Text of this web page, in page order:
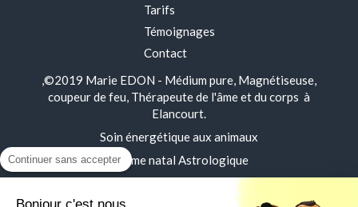
Tarifs
Témoignages
Contact
,©2019 Marie EDON - Médium pure, Magnétiseuse,
coupeur de feu, Thérapeute de l'âme et du corps à
Elancourt.
Soin énergétique aux animaux
Thème natal Astrologique
Continuer sans accepter